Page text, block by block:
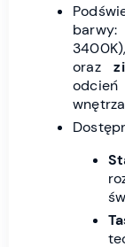
oraz